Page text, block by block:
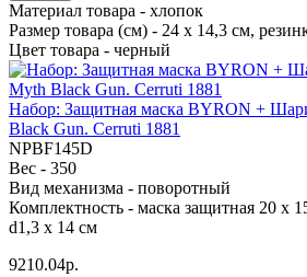
Материал товара - хлопок
Размер товара (см) - 24 х 14,3 см,
Цвет товара - черный
Набор: Защитная маска BYRON +
Black Gun. Cerruti 1881
NPBF145D
Вес - 350
Вид механизма - поворотный
Комплектность - маска защитная 20 x
d1,3 х 14 см
9210.04р.